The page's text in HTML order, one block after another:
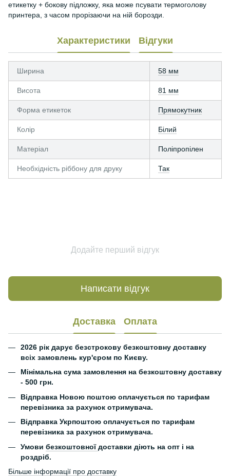
етикетку + бокову підложку, яка може псувати термоголову
принтера, з часом прорізаючи на ній борозди.
Характеристики Відгуки
Ширина 58 мм
Висота 81 мм
Форма етикеток Прямокутник
Колір Білий
Матеріал Поліпропілен
Необхідність ріббону для друку Так
Додайте перший відгук
Написати відгук
Доставка Оплата
2026 рік дарує безстрокову безкоштовну доставку
всіх замовлень кур'єром по Києву.
Мінімальна сума замовлення на безкоштовну доставку
- 500 грн.
Відправка Новою поштою оплачується по тарифам
перевізника за рахунок отримувача.
Відправка Укрпоштою оплачується по тарифам
перевізника за рахунок отримувача.
Умови безкоштовноїдоставки діють на опт і на
роздріб.
Більше інформації про доставку